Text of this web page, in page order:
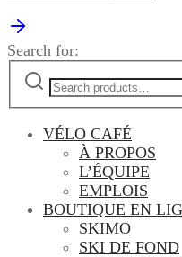
Search for:
VÉLO CAFÉ
À PROPOS
L’ÉQUIPE
EMPLOIS
BOUTIQUE EN
SKIMO
SKI DE FOND